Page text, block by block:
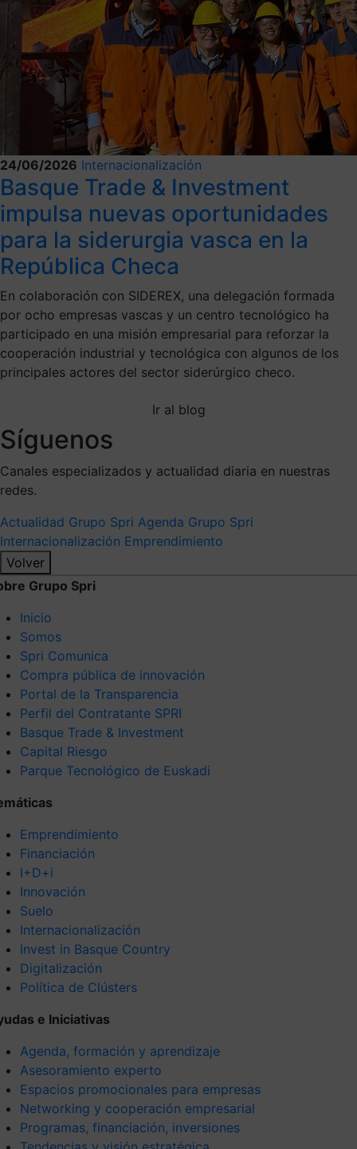
24/06/2026 Internacionalización
Basque Trade & Investment
impulsa nuevas oportunidades
para la siderurgia vasca en la
República Checa
En colaboración con SIDEREX, una delegación formada
por ocho empresas vascas y un centro tecnológico ha
participado en una misión empresarial para reforzar la
cooperación industrial y tecnológica con algunos de los
principales actores del sector siderúrgico checo.
Ir al blog
Síguenos
Canales especializados y actualidad diaria en nuestras
redes.
Actualidad Grupo Spri Agenda Grupo Spri
Internacionalización Emprendimiento
Volver
Grupo Spri
Inicio
Somos
Spri Comunica
Compra pública de innovación
Portal de la Transparencia
Perfil del Contratante SPRI
Basque Trade & Investment
Capital Riesgo
Parque Tecnológico de Euskadi
Emprendimiento
Financiación
I+D+i
Innovación
Suelo
Internacionalización
Invest in Basque Country
Digitalización
Política de Clústers
e Iniciativas
Agenda, formación y aprendizaje
Asesoramiento experto
Espacios promocionales para empresas
Networking y cooperación empresarial
Programas, financiación, inversiones